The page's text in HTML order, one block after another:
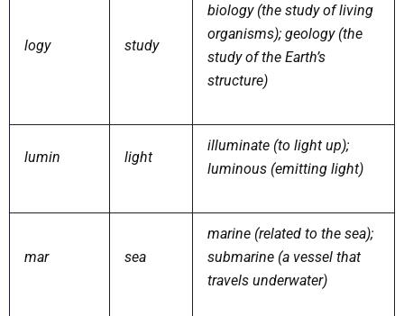
logy study
biology (the study of living
organisms); geology (the
study of the Earth’s
structure)
lumin light
illuminate (to light up);
luminous (emitting light)
mar sea
marine (related to the sea);
submarine (a vessel that
travels underwater)